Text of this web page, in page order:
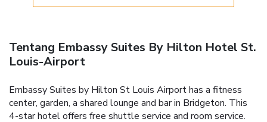
Tentang Embassy Suites By Hilton Hotel St.
Louis-Airport
Embassy Suites by Hilton St Louis Airport has a fitness
center, garden, a shared lounge and bar in Bridgeton. This
4-star hotel offers free shuttle service and room service.